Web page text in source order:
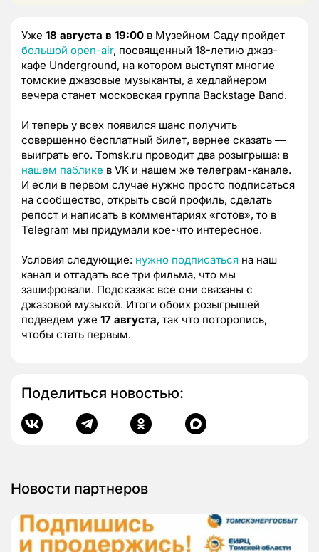
Уже 18 августа в 19:00 в Музейном Саду пройдет
большой open-air, посвященный 18-летию джаз-
кафе Underground, на котором выступят многие
томские джазовые музыканты, а хедлайнером
вечера станет московская группа Backstage Band.
И теперь у всех появился шанс получить
совершенно бесплатный билет, вернее сказать —
выиграть его. Tomsk.ru проводит два розыгрыша: в
нашем паблике в VK и нашем же телеграм-канале.
И если в первом случае нужно просто подписаться
на сообщество, открыть свой профиль, сделать
репост и написать в комментариях «готов», то в
Telegram мы придумали кое-что интересное.
Условия следующие: нужно подписаться на наш
канал и отгадать все три фильма, что мы
зашифровали. Подсказка: все они связаны с
джазовой музыкой. Итоги обоих розыгрышей
подведем уже 17 августа, так что поторопись,
чтобы стать первым.
Поделиться новостью:
Новости партнеров